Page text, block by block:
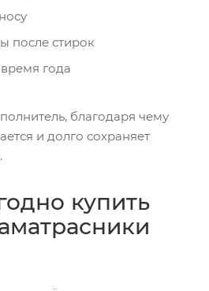
после стирок
года
благодаря чему
и долго сохраняет
купить